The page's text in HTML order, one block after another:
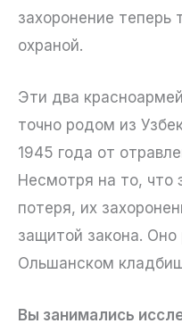
захоронение теперь
охраной.
Эти два
точно родом из
1945 года от
Несмотря на то, что
потеря, их
защитой закона.
Ольшанском
Вы занимались